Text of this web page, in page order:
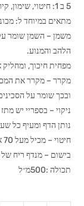
5 ב 1: חיטוי, שימון, קירור, בישום וניקוי למכונות.
מתאים במיוחד ל:
משמן – השמן שומר
הלהב והמנוע.
מפחית חיכוך,
מקרר – מקרר את
ובכך שומר על
ניקוי – בספריי יש
נותן הדף ומעיף כל
חיטוי – מכיל מעל 70 אחוז אלכוהול לחיסול כל החיידקים!
בישום – מנדף ריח של
תכולה :500מ״ל